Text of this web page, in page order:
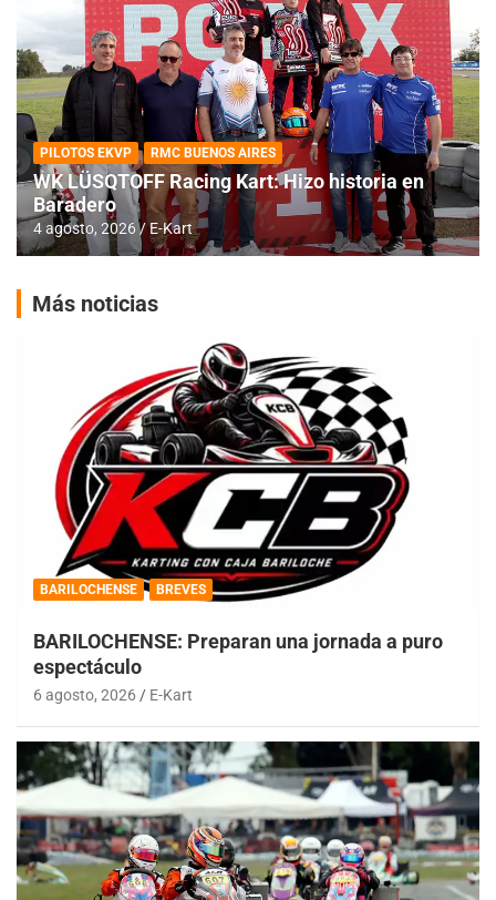
PILOTOS EKVP RMC BUENOS AIRES
WK LÜSQTOFF Racing Kart: Hizo historia en
Baradero
4 agosto, 2026 E-Kart
Más noticias
BARILOCHENSE BREVES
BARILOCHENSE: Preparan una jornada a puro
espectáculo
6 agosto, 2026 E-Kart